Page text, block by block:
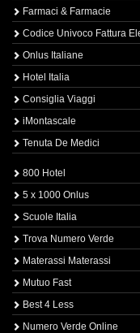
Farmaci & Farmacie
Codice Univoco Fattura
Onlus Italiane
Hotel Italia
Consiglia Viaggi
iMontascale
Tenuta De Medici
800 Hotel
5 x 1000 Onlus
Scuole Italia
Trova Numero Verde
Materassi Materassi
Mutuo Fast
Best 4 Less
Numero Verde Online